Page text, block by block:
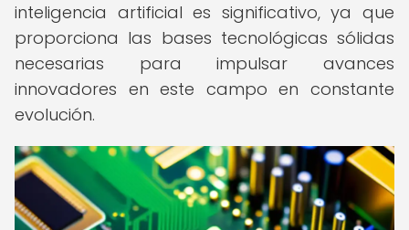
inteligencia artificial es significativo, ya que
proporciona las bases tecnológicas sólidas
necesarias para impulsar avances
innovadores en este campo en constante
evolución.